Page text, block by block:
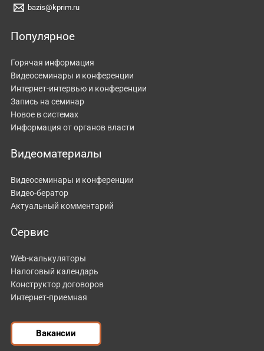
bazis@kprim.ru
Популярное
Горячая информация
Видеосеминары и конференции
Интернет-интервью и конференции
Запись на семинар
Новое в системах
Информация от органов власти
Видеоматериалы
Видеосеминары и конференции
Видео-бератор
Актуальный комментарий
Сервис
Web-калькуляторы
Налоговый календарь
Конструктор договоров
Интернет-приемная
Вакансии